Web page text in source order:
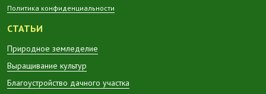
Политика конфиденциальности
СТАТЬИ
Природное земледелие
Выращивание культур
Благоустройство дачного участка